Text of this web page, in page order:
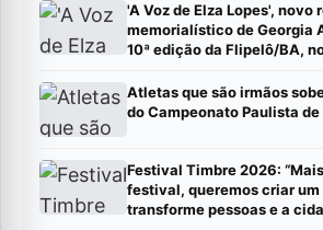
'A Voz de Elza Lopes', novo
memorialístico de Georgia
10ª edição da Flipelô/BA,
Atletas que são irmãos
do Campeonato Paulista
Festival Timbre 2026:
festival, queremos criar
transforme pessoas e a